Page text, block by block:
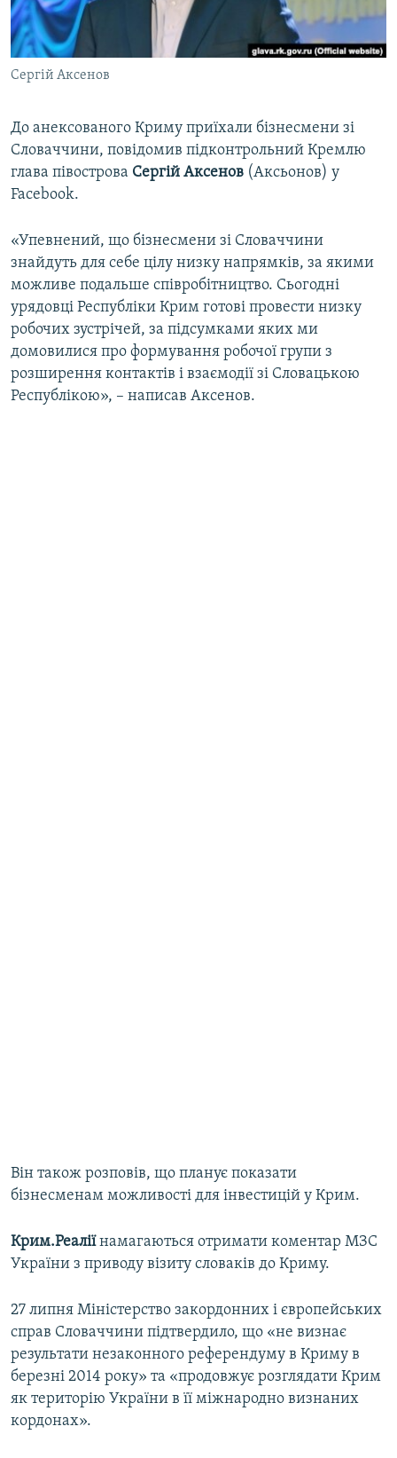
ВІДЕОУРОКИ «ELIFBE»
СВІДЧЕННЯ ОКУПАЦІЇ
УКРАЇНСЬКА ПРОБЛЕМА КРИМУ
Русский
Qırımtatar
Усі сайти RFE/RL
Сергій Аксенов
До анексованого Криму приїхали бізнесмени зі
Словаччини, повідомив підконтрольний Кремлю
глава півострова Сергій Аксенов (Аксьонов) у
Facebook.
«Упевнений, що бізнесмени зі Словаччини
знайдуть для себе цілу низку напрямків, за якими
можливе подальше співробітництво. Сьогодні
урядовці Республіки Крим готові провести низку
робочих зустрічей, за підсумками яких ми
домовилися про формування робочої групи з
розширення контактів і взаємодії зі Словацькою
Республікою», – написав Аксенов.
Він також розповів, що планує показати
бізнесменам можливості для інвестицій у Крим.
Крим.Реаліїнамагаються отримати коментар МЗС
України з приводу візиту словаків до Криму.
27 липня Міністерство закордонних і європейських
справ Словаччини підтвердило, що «не визнає
результати незаконного референдуму в Криму в
березні 2014 року» та «продовжує розглядати Крим
як територію України в її міжнародно визнаних
кордонах».